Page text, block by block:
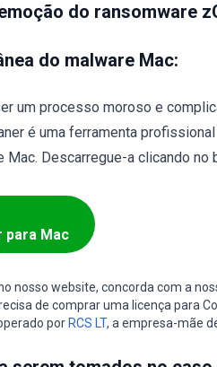
do ransomware
do malware Mac:
um processo moroso e
é uma ferramenta
Descarregue-a clicando no
para Mac
nosso website, concorda com a
de comprar uma licença para
por RCS LT, a empresa-mãe